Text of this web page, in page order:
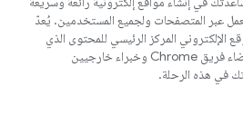
عبر المتصفحات ولجميع المستخدمين. يُعدّ
الإلكتروني المركز الرئيسي للمحتوى الذي
كتبه أعضاء فريق Chrome وخبراء خارجيين
في هذه الرحلة.